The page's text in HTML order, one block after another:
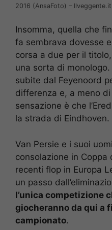
2016 (AnsaFoto) – Ilveggente.it
Insomma, quella che
fa sembrava dovesse
corsa a due per il
una sorta di
subite dal Feyenoord
differenza e, a meno di
sensazione è che
la strada di Eindhoven.
Van Persie e i suoi
consolazione in Coppa
recenti flop in Europa
un passo
l’unica competizione
giocheranno da qui a
campionato.